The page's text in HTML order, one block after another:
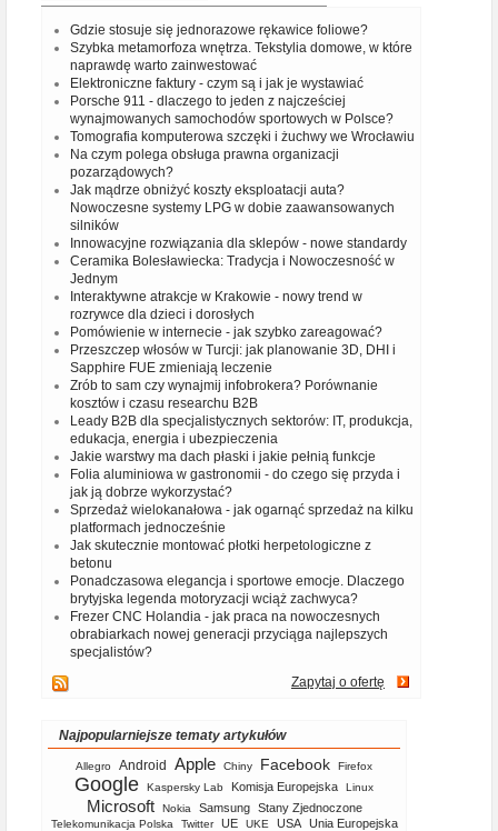
Gdzie stosuje się jednorazowe rękawice foliowe?
Szybka metamorfoza wnętrza. Tekstylia domowe, w które
naprawdę warto zainwestować
Elektroniczne faktury - czym są i jak je wystawiać
Porsche 911 - dlaczego to jeden z najcześciej
wynajmowanych samochodów sportowych w Polsce?
Tomografia komputerowa szczęki i żuchwy we Wrocławiu
Na czym polega obsługa prawna organizacji
pozarządowych?
Jak mądrze obniżyć koszty eksploatacji auta?
Nowoczesne systemy LPG w dobie zaawansowanych
silników
Innowacyjne rozwiązania dla sklepów - nowe standardy
Ceramika Bolesławiecka: Tradycja i Nowoczesność w
Jednym
Interaktywne atrakcje w Krakowie - nowy trend w
rozrywce dla dzieci i dorosłych
Pomówienie w internecie - jak szybko zareagować?
Przeszczep włosów w Turcji: jak planowanie 3D, DHI i
Sapphire FUE zmieniają leczenie
Zrób to sam czy wynajmij infobrokera? Porównanie
kosztów i czasu researchu B2B
Leady B2B dla specjalistycznych sektorów: IT, produkcja,
edukacja, energia i ubezpieczenia
Jakie warstwy ma dach płaski i jakie pełnią funkcje
Folia aluminiowa w gastronomii - do czego się przyda i
jak ją dobrze wykorzystać?
Sprzedaż wielokanałowa - jak ogarnąć sprzedaż na kilku
platformach jednocześnie
Jak skutecznie montować płotki herpetologiczne z
betonu
Ponadczasowa elegancja i sportowe emocje. Dlaczego
brytyjska legenda motoryzacji wciąż zachwyca?
Frezer CNC Holandia - jak praca na nowoczesnych
obrabiarkach nowej generacji przyciąga najlepszych
specjalistów?
Zapytaj o ofertę
Najpopularniejsze tematy artykułów
Allegro Android Apple Chiny Facebook Firefox
Google Kaspersky Lab Komisja Europejska Linux
Microsoft Nokia Samsung Stany Zjednoczone
Telekomunikacja Polska Twitter UE UKE USA Unia Europejska